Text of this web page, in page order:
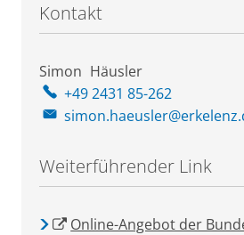
Kontakt
Simon Häusler
+49 2431 85-262
Weiterführender Link
Online-Angebot der